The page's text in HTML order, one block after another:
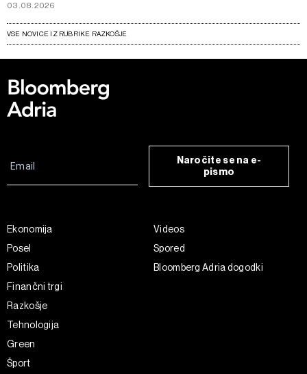
03.08.2026
VSE NOVICE IZ RUBRIKE RAZKOŠJE
Naročite se na e-
pismo
Ekonomija
Posel
Politika
Finančni trgi
Razkošje
Tehnologija
Green
Šport
Videos
Spored
Bloomberg Adria dogodki